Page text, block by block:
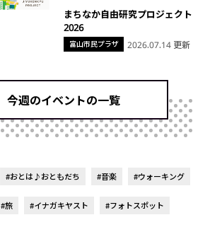
富山市民プラザ
まちなか自由研究プロジェクト
2026
2026.07.14 更新
今週のイベントの一覧
#おとは♪おともだち #音楽 #ウォーキング
#旅 #イナガキヤスト #フォトスポット